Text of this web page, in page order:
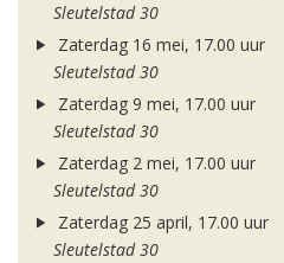
Sleutelstad 30
Zaterdag 16 mei, 17.00 uur
Sleutelstad 30
Zaterdag 9 mei, 17.00 uur
Sleutelstad 30
Zaterdag 2 mei, 17.00 uur
Sleutelstad 30
Zaterdag 25 april, 17.00 uur
Sleutelstad 30